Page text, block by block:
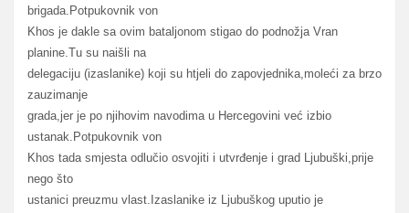
brigada.Potpukovnik von
Khos je dakle sa ovim bataljonom stigao do podnožja Vran
planine.Tu su naišli na
delegaciju (izaslanike) koji su htjeli do zapovjednika,moleći za brzo
zauzimanje
grada,jer je po njihovim navodima u Hercegovini već izbio
ustanak.Potpukovnik von
Khos tada smjesta odlučio osvojiti i utvrđenje i grad Ljubuški,prije
nego što
ustanici preuzmu vlast.Izaslanike iz Ljubuškog uputio je